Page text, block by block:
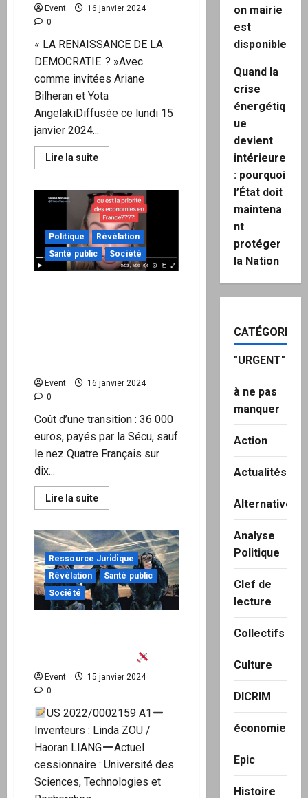
Event
16 janvier 2024
0
« LA RENAISSANCE DE LA
DEMOCRATIE..? »Avec
comme invitées Ariane
Bilheran et Yota
AngelakiDiffusée ce lundi 15
janvier 2024...
Lire la suiteEn
savoir
« LA
RENAISSANCE
DE
LA
DEMOCRATIE..? »
:
« Ariane
Bilheran »
est
Politique
Révélation
Santé public
Société
Event
16 janvier 2024
0
Coût d’une transition : 36 000
euros, payés par la Sécu, sauf
le nez Quatre Français sur
dix...
Lire la suiteEn
savoir
Transition
woke
:
35
000€
d’opérations
pour
passer
d’homme
pris
par
la
sécurité
!!!
Ressource Juridique
Révélation
Santé public
Société
Event
15 janvier 2024
0
US 2022/0002159 A1
Inventeurs : Linda ZOU /
Haoran LIANG
Actuel
cessionnaire : Université des
Sciences, Technologies et
on mairie
est
disponible
Quand la
crise
énergétiq
ue
devient
intérieure
: pourquoi
l’État doit
maintena
nt
protéger
la Nation
CATÉGORIES
"URGENT"
à ne pas
manquer
Action
Actualités
Alternatives
Analyse
Politique
Clef de
lecture
Collectifs
Culture
DICRIM
économie
Epic
Histoire